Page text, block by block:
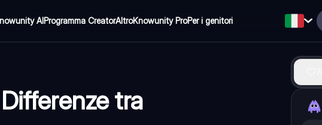
AIProgramma CreatorAltroKnowunity ProPer i genitori
tra